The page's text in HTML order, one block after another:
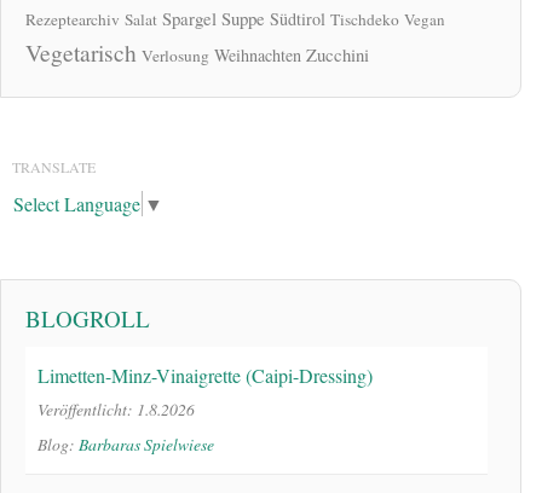
Rezeptearchiv Salat Spargel Suppe Südtirol Tischdeko Vegan
Vegetarisch Verlosung Weihnachten Zucchini
TRANSLATE
Select Language ▼
BLOGROLL
Limetten-Minz-Vinaigrette (Caipi-Dressing)
Veröffentlicht: 1.8.2026
Blog: Barbaras Spielwiese